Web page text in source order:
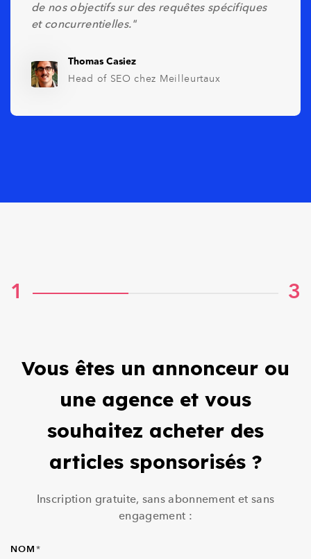
de nos objectifs sur des requêtes spécifiques
et concurrentielles."
Thomas Casiez
Head of SEO chez Meilleurtaux
1 3
Vous êtes un annonceur ou
une agence et vous
souhaitez acheter des
articles sponsorisés ?
Inscription gratuite, sans abonnement et sans
engagement :
NOM *